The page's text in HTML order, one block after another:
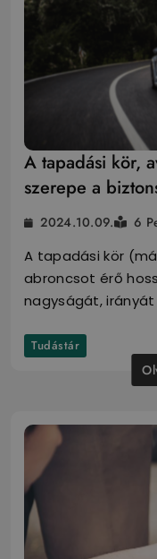
A tapadási kör,
szerepe a
2024.10.09. 6
A tapadási kör
abroncsot érő
nagyságát, irányát
Tudástár